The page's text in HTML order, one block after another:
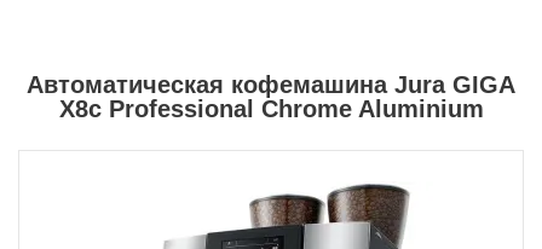
Автоматическая кофемашина Jura GIGA
X8c Professional Chrome Aluminium